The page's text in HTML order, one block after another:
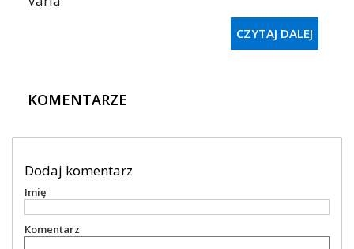
CZYTAJ DALEJ
KOMENTARZE
Dodaj komentarz
Imię
Komentarz